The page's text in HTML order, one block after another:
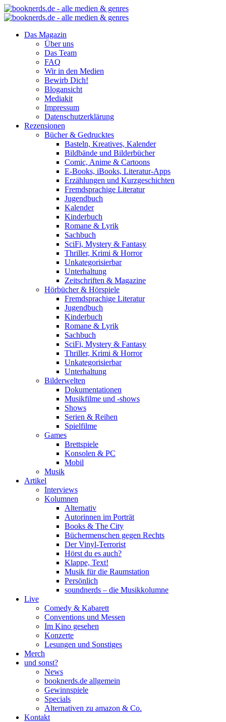
Das Magazin
Über uns
Das Team
FAQ
Wir in den Medien
Bewirb Dich!
Blogansicht
Mediakit
Impressum
Datenschutzerklärung
Rezensionen
Bücher & Gedrucktes
Basteln, Kreatives, Kalender
Bildbände und Bilderbücher
Comic, Anime & Cartoons
E-Books, iBooks, Literatur-Apps
Erzählungen und Kurzgeschichten
Fremdsprachige Literatur
Jugendbuch
Kalender
Kinderbuch
Romane & Lyrik
Sachbuch
SciFi, Mystery & Fantasy
Thriller, Krimi & Horror
Unkategorisierbar
Unterhaltung
Zeitschriften & Magazine
Hörbücher & Hörspiele
Fremdsprachige Literatur
Jugendbuch
Kinderbuch
Romane & Lyrik
Sachbuch
SciFi, Mystery & Fantasy
Thriller, Krimi & Horror
Unkategorisierbar
Unterhaltung
Bilderwelten
Dokumentationen
Musikfilme und -shows
Shows
Serien & Reihen
Spielfilme
Games
Brettspiele
Konsolen & PC
Mobil
Musik
Artikel
Interviews
Kolumnen
Alternativ
Autorinnen im Porträt
Books & The City
Büchermenschen gegen Rechts
Der Vinyl-Terrorist
Hörst du es auch?
Klappe, Text!
Musik für die Raumstation
Persönlich
soundnerds – die Musikkolumne
Live
Comedy & Kabarett
Conventions und Messen
Im Kino gesehen
Konzerte
Lesungen und Sonstiges
Merch
und sonst?
News
booknerds.de allgemein
Gewinnspiele
Specials
Alternativen zu amazon & Co.
Kontakt